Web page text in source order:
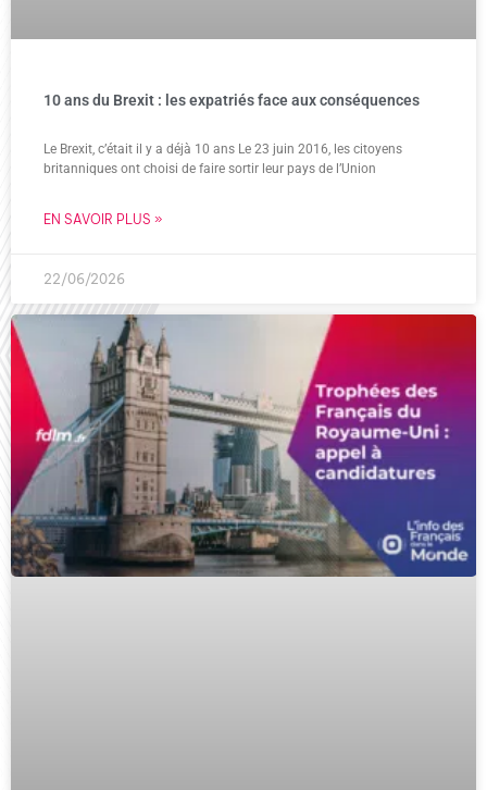
10 ans du Brexit : les expatriés face aux conséquences
Le Brexit, c’était il y a déjà 10 ans Le 23 juin 2016, les citoyens
britanniques ont choisi de faire sortir leur pays de l’Union
EN SAVOIR PLUS »
22/06/2026